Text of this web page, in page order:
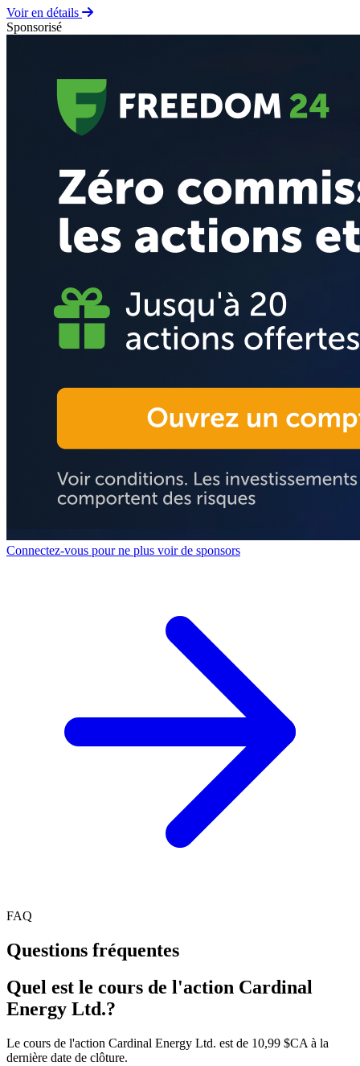
Voir en détails
Sponsorisé
Connectez-vous pour ne plus voir de sponsors
FAQ
Questions fréquentes
Quel est le cours de l'action Cardinal
Energy Ltd.?
Le cours de l'action Cardinal Energy Ltd. est de 10,99 $CA à la
dernière date de clôture.